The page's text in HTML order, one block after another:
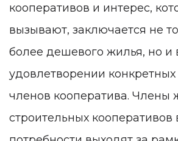
кооперативов и интерес,
вызывают, заключается не
более дешевого жилья, но и
удовлетворении конкретных
членов кооператива.
строительных кооперативов